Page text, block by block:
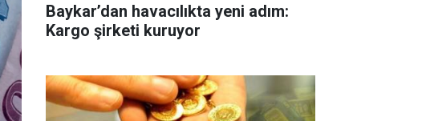
Baykar’dan havacılıkta yeni adım:
Kargo şirketi kuruyor